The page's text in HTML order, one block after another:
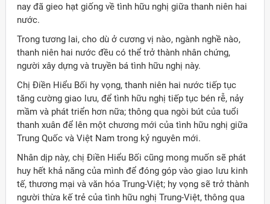
nay đã gieo hạt giống về tình hữu nghị giữa thanh niên hai
nước.
Trong tương lai, cho dù ở cương vị nào, ngành nghề nào,
thanh niên hai nước đều có thể trở thành nhân chứng,
người xây dựng và truyền bá tình hữu nghị này.
Chị Điền Hiểu Bối hy vọng, thanh niên hai nước tiếp tục
tăng cường giao lưu, để tình hữu nghị tiếp tục bén rễ, nảy
mầm và phát triển hơn nữa; thông qua ngòi bút của tuổi
thanh xuân để lên một chương mới của tình hữu nghị giữa
Trung Quốc và Việt Nam trong kỷ nguyên mới.
Nhân dịp này, chị Điền Hiểu Bối cũng mong muốn sẽ phát
huy hết khả năng của mình để đóng góp vào giao lưu kinh
tế, thương mại và văn hóa Trung-Việt; hy vọng sẽ trở thành
người thừa kế trẻ của tình hữu nghị Trung-Việt, thông qua